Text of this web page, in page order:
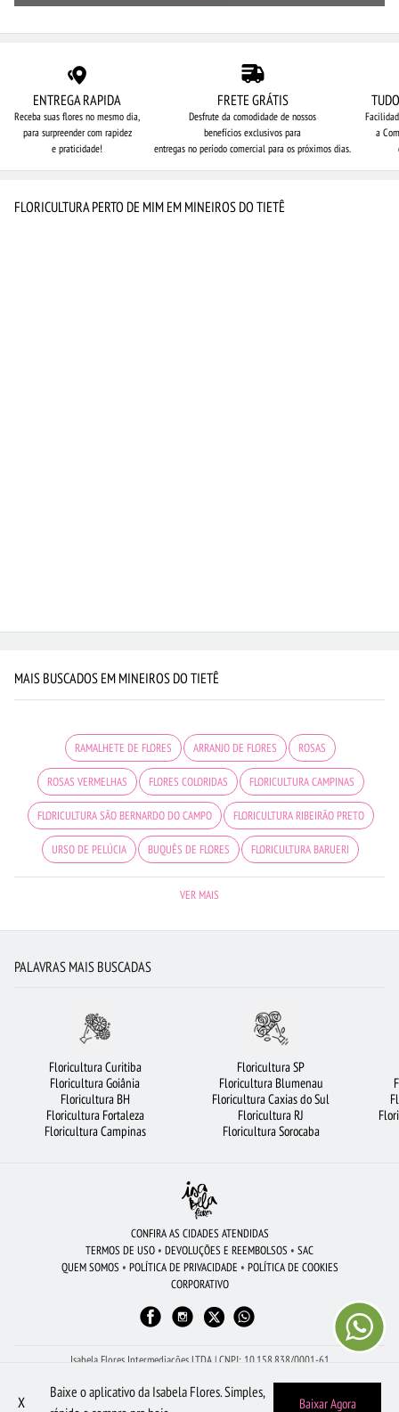
ENTREGA RAPIDA
Receba suas flores no mesmo dia,
para surpreender com rapidez
e praticidade!
FRETE GRÁTIS
Desfrute da comodidade de nossos
benefícios exclusivos para
entregas no período comercial para os próximos dias.
a
FLORICULTURA PERTO DE MIM EM MINEIROS DO TIETÊ
MAIS BUSCADOS EM MINEIROS DO TIETÊ
RAMALHETE DE FLORES ARRANJO DE FLORES ROSAS
ROSAS VERMELHAS FLORES COLORIDAS FLORICULTURA CAMPINAS
FLORICULTURA SÃO BERNARDO DO CAMPO FLORICULTURA RIBEIRÃO PRETO
URSO DE PELÚCIA BUQUÊS DE FLORES FLORICULTURA BARUERI
CESTA DE FRUTAS FLORICULTURA SALVADOR
BUQUÊ DE ROSAS VERMELHAS ROSAS BRANCAS
FLORICULTURA JOÃO PESSOA BUQUÊ DE 20 ROSAS VERMELHAS
MAIS BUSCADOS
VIOLETA
FLORICULTURA NITERÓI FLORES VERMELHAS FLORICULTURA CURITIBA
FLORICULTURA GUARULHOS
CESTA DE CAFÉ DA MANHÃ FLORICULTURA SP
FLORICULTURA PORTO ALEGRE FLORICULTURA GOIÂNIA ORQUÍDEAS
CESTA DE CHOCOLATE
VER MAIS
PALAVRAS MAIS BUSCADAS
Floricultura Curitiba
Floricultura Goiânia
Floricultura BH
Floricultura Fortaleza
Floricultura Campinas
Floricultura SP
Floricultura Blumenau
Floricultura Caxias do Sul
Floricultura RJ
Floricultura Sorocaba
CONFIRA AS CIDADES ATENDIDAS
TERMOS DE USO • DEVOLUÇÕES E REEMBOLSOS • SAC
QUEM SOMOS • POLÍTICA DE PRIVACIDADE • POLÍTICA DE COOKIES
CORPORATIVO
Isabela Flores Intermediações LTDA | CNPJ: 10.158.838/0001-61
Peça pelo WhatsApp: (19) 98605-1504
X
Baixe o aplicativo da Isabela Flores. Simples,
Baixar Agora